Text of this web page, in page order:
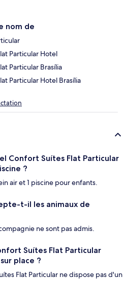
nom de
Particular Hotel
Particular Brasília
Particular Hotel Brasília
Confort Suítes Flat Particular
?
air et 1 piscine pour enfants.
t-il les animaux de
ne sont pas admis.
Suítes Flat Particular
place ?
Flat Particular ne dispose pas d'un